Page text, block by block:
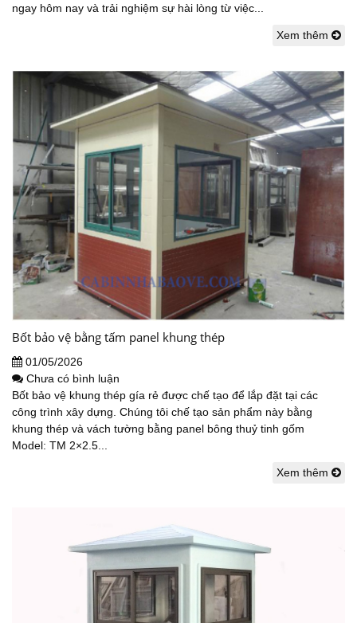
ngay hôm nay và trải nghiệm sự hài lòng từ việc...
Xem thêm
Bốt bảo vệ bằng tấm panel khung thép
01/05/2026
Chưa có bình luận
Bốt bảo vệ khung thép gía rẻ được chế tạo để lắp đặt tại các
công trình xây dựng. Chúng tôi chế tạo sản phẩm này bằng
khung thép và vách tường bằng panel bông thuỷ tinh gốm
Model: TM 2×2.5...
Xem thêm